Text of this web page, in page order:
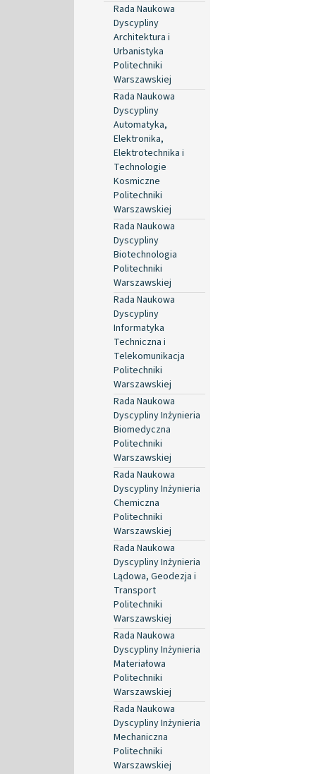
Rada Naukowa
Dyscypliny
Architektura i
Urbanistyka
Politechniki
Warszawskiej
Rada Naukowa
Dyscypliny
Automatyka,
Elektronika,
Elektrotechnika i
Technologie
Kosmiczne
Politechniki
Warszawskiej
Rada Naukowa
Dyscypliny
Biotechnologia
Politechniki
Warszawskiej
Rada Naukowa
Dyscypliny
Informatyka
Techniczna i
Telekomunikacja
Politechniki
Warszawskiej
Rada Naukowa
Dyscypliny Inżynieria
Biomedyczna
Politechniki
Warszawskiej
Rada Naukowa
Dyscypliny Inżynieria
Chemiczna
Politechniki
Warszawskiej
Rada Naukowa
Dyscypliny Inżynieria
Lądowa, Geodezja i
Transport
Politechniki
Warszawskiej
Rada Naukowa
Dyscypliny Inżynieria
Materiałowa
Politechniki
Warszawskiej
Rada Naukowa
Dyscypliny Inżynieria
Mechaniczna
Politechniki
Warszawskiej